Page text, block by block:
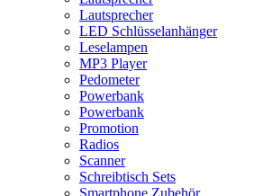
Lautsprecher
LED Schlüsselanhänger
Leselampen
MP3 Player
Pedometer
Powerbank
Powerbank
Promotion
Radios
Scanner
Schreibtisch Sets
Smartphone Zubehör